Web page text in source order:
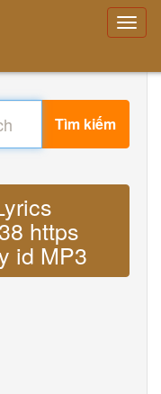
Tìm kiếm
https
id MP3